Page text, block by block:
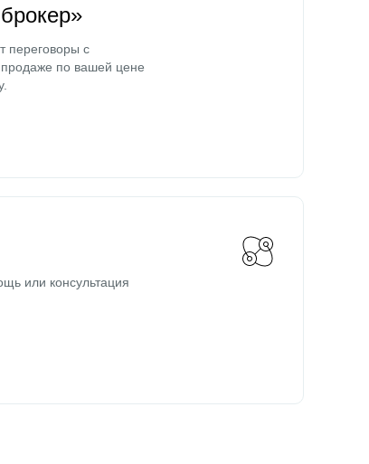
переговоры с
по вашей цене
или консультация